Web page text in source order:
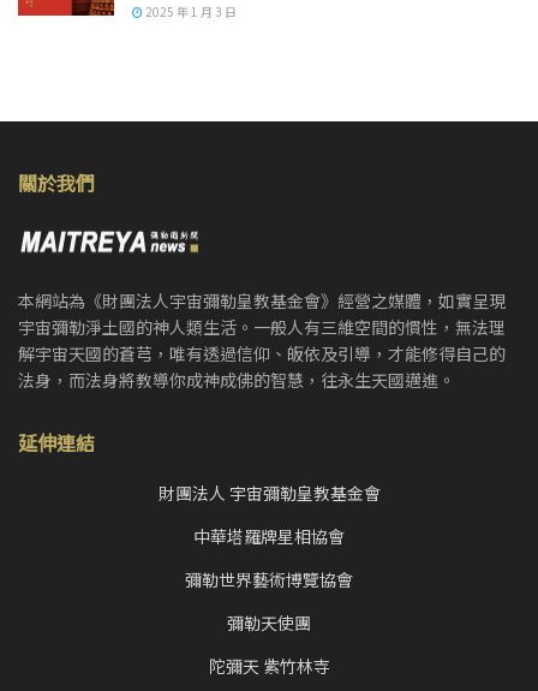
2025 年 1 月 3 日
關於我們
本網站為《財團法人宇宙彌勒皇教基金會》經營之媒體，如實呈現
宇宙彌勒淨土國的神人類生活。一般人有三維空間的慣性，無法理
解宇宙天國的蒼芎，唯有透過信仰、皈依及引導，才能修得自己的
法身，而法身將教導你成神成佛的智慧，往永生天國邁進。
延伸連結
財團法人 宇宙彌勒皇教基金會
中華塔羅牌星相協會
彌勒世界藝術博覽協會
彌勒天使團
陀彌天 紫竹林寺